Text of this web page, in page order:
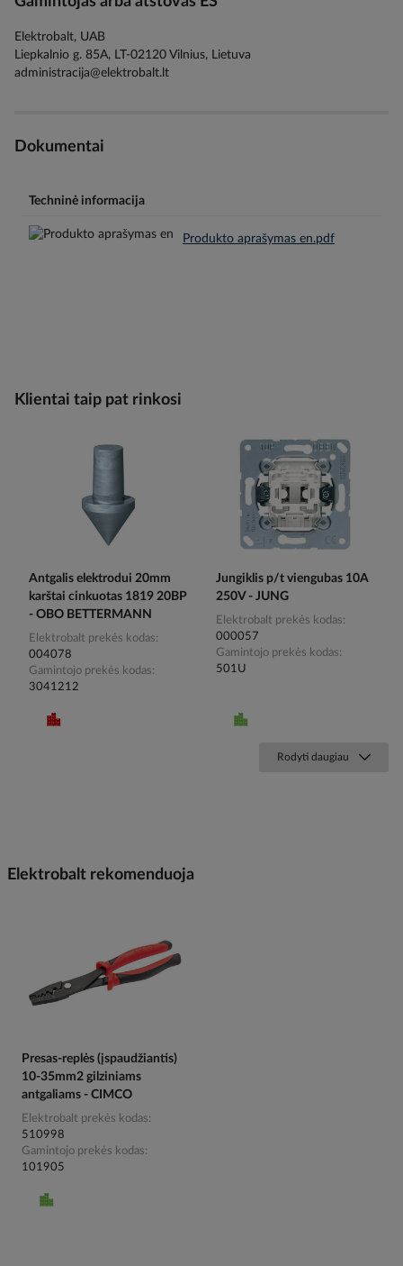
Elektrobalt, UAB
Liepkalnio g. 85A, LT-02120 Vilnius, Lietuva
administracija@elektrobalt.lt
Dokumentai
Techninė informacija
Produkto aprašymas en.pdf
Klientai taip pat rinkosi
Antgalis elektrodui 20mm
karštai cinkuotas 1819 20BP
- OBO BETTERMANN
Elektrobalt prekės kodas
004078
Gamintojo prekės kodas
3041212
Jungiklis p/t viengubas 10A
250V - JUNG
Elektrobalt prekės kodas
000057
Gamintojo prekės kodas
501U
Rodyti daugiau
Elektrobalt rekomenduoja
Presas-replės (įspaudžiantis)
10-35mm2 gilziniams
antgaliams - CIMCO
Elektrobalt prekės kodas
510998
Gamintojo prekės kodas
101905